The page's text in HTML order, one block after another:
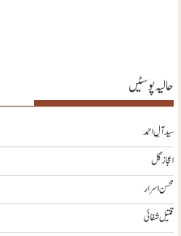
حالیہ پوسٹیں
سید آلِ احمد
اعجاز گل
محسن اسرار
قتیل شفائی